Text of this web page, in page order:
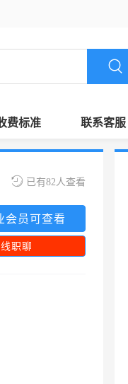
费标准 联系客服
已有82人查看
会员可查看
职聊